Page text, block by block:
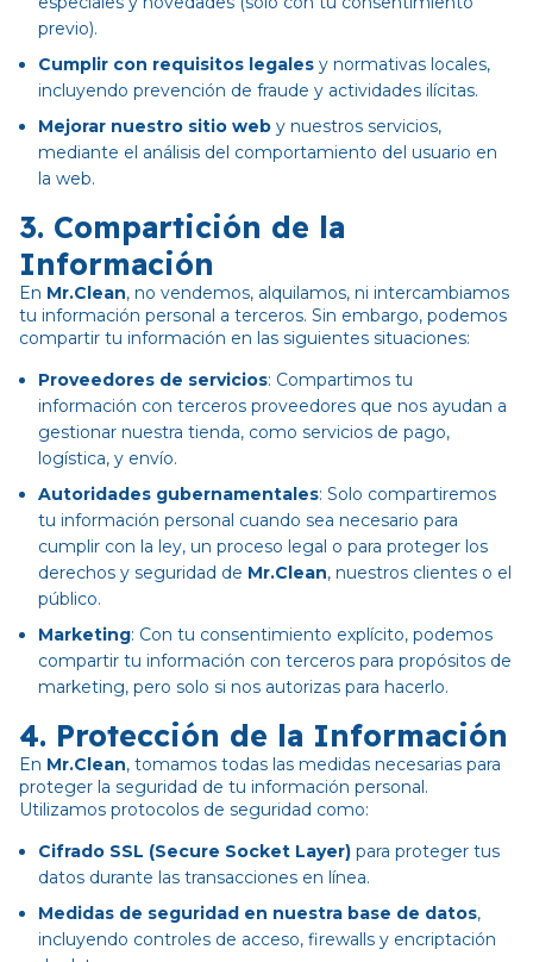
previo).
Cumplir con requisitos legales y normativas locales,
incluyendo prevención de fraude y actividades ilícitas.
Mejorar nuestro sitio web y nuestros servicios,
mediante el análisis del comportamiento del usuario en
la web.
3. Compartición de la
Información
En Mr.Clean, no vendemos, alquilamos, ni intercambiamos
tu información personal a terceros. Sin embargo, podemos
compartir tu información en las siguientes situaciones:
Proveedores de servicios: Compartimos tu
información con terceros proveedores que nos ayudan a
gestionar nuestra tienda, como servicios de pago,
logística, y envío.
Autoridades gubernamentales: Solo compartiremos
tu información personal cuando sea necesario para
cumplir con la ley, un proceso legal o para proteger los
derechos y seguridad de Mr.Clean, nuestros clientes o el
público.
Marketing: Con tu consentimiento explícito, podemos
compartir tu información con terceros para propósitos de
marketing, pero solo si nos autorizas para hacerlo.
4. Protección de la Información
En Mr.Clean, tomamos todas las medidas necesarias para
proteger la seguridad de tu información personal.
Utilizamos protocolos de seguridad como:
Cifrado SSL (Secure Socket Layer) para proteger tus
datos durante las transacciones en línea.
Medidas de seguridad en nuestra base de datos,
incluyendo controles de acceso, firewalls y encriptación